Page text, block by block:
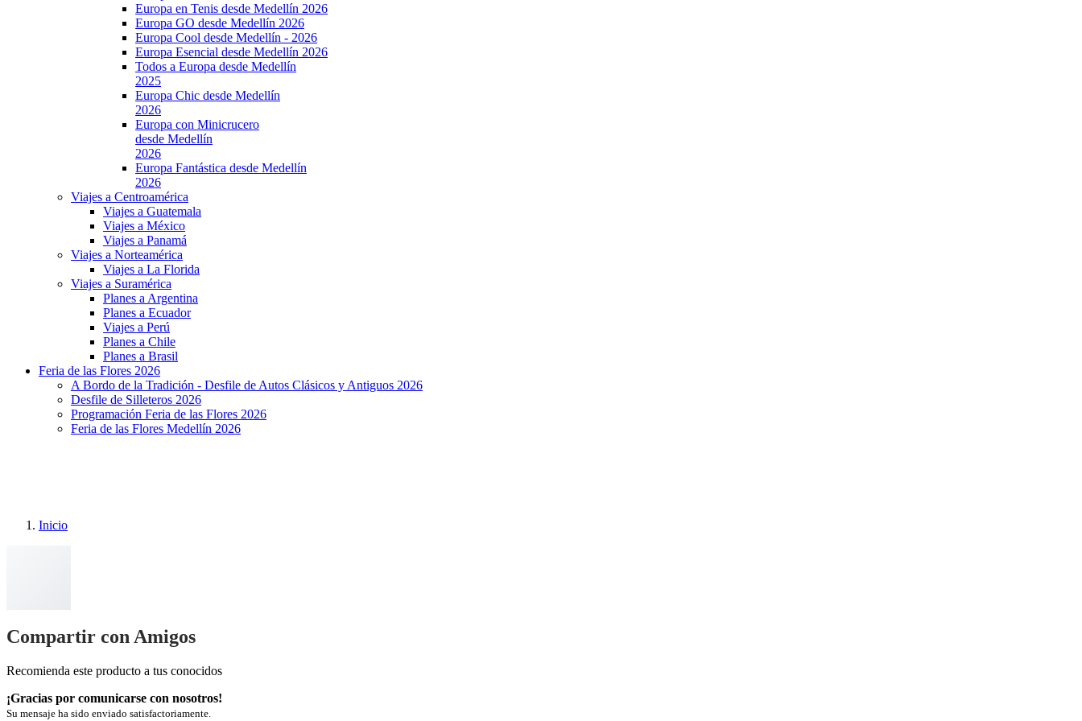
Europa en Tenis desde Medellín 2026
Europa GO desde Medellín 2026
Europa Cool desde Medellín - 2026
Europa Esencial desde Medellín 2026
Todos a Europa desde Medellín
2025
Europa Chic desde Medellín
2026
Europa con Minicrucero
desde Medellín
2026
Europa Fantástica desde Medellín
2026
Viajes a Centroamérica
Viajes a Guatemala
Viajes a México
Viajes a Panamá
Viajes a Norteamérica
Viajes a La Florida
Viajes a Suramérica
Planes a Argentina
Planes a Ecuador
Viajes a Perú
Planes a Chile
Planes a Brasil
Feria de las Flores 2026
A Bordo de la Tradición - Desfile de Autos Clásicos y Antiguos 2026
Desfile de Silleteros 2026
Programación Feria de las Flores 2026
Feria de las Flores Medellín 2026
Inicio
Compartir con Amigos
Recomienda este producto a tus conocidos
¡Gracias por comunicarse con nosotros!
Su mensaje ha sido enviado satisfactoriamente.